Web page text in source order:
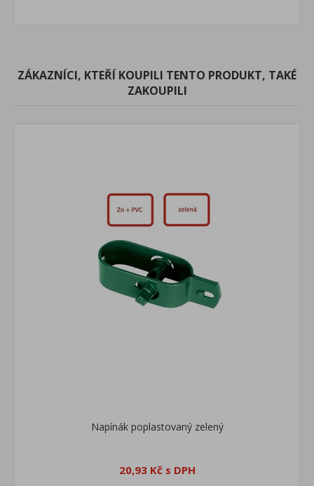
ZÁKAZNÍCI, KTEŘÍ KOUPILI TENTO PRODUKT, TAKÉ
ZAKOUPILI
Napínák poplastovaný zelený
20,93 Kč s DPH